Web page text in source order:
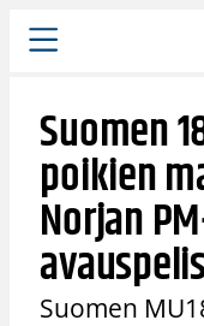
Siirry
sisältöön
Suomen
poikien
Norjan
Suomen